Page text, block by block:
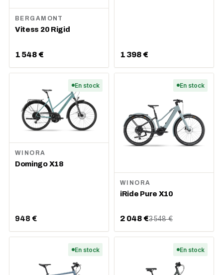
BERGAMONT
Vitess 20 Rigid
1 548 € 1 398 €
En stock
WINORA
Domingo X18
948 €
En stock
WINORA
iRide Pure X10
2 048 €3 548 €
En stock En stock